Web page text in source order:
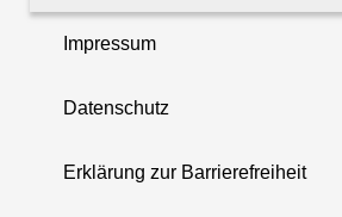
Filteroberkante
(m u. GOK)
+
−
Impressum
Datenschutz
Erklärung zur Barrierefreiheit